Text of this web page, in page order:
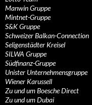
Manwin Gruppe
Mintnet-Gruppe
S&K Gruppe
Schweizer Balkan-Connection
Seligenstädter Kreisel
SILWA Gruppe
Südfinanz-Gruppe
Unister Unternehmensgruppe
Wiener Karussell
Zu und um Boesche Direct
Zu und um Dubai